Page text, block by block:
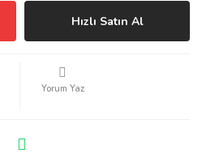
Hızlı Satın Al
Yorum Yaz